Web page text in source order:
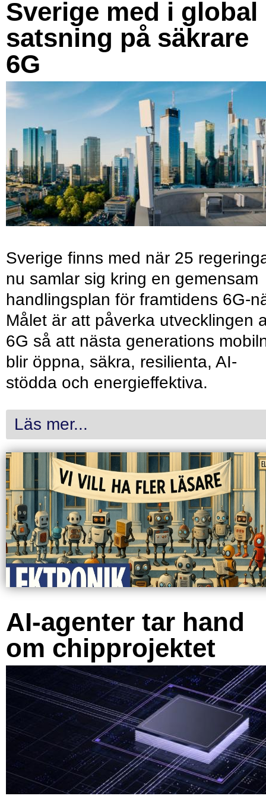
Sverige med i global
satsning på säkrare
6G
Sverige finns med när 25
nu samlar sig kring en gemensam
handlingsplan för framtidens 6G-
Målet är att påverka utvecklingen
6G så att nästa generations
blir öppna, säkra, resilienta, AI-
stödda och energieffektiva.
Läs mer...
AI-agenter tar hand
om chipprojektet